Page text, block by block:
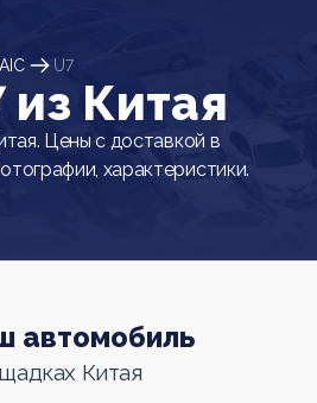
U7
из Китая
Цены с доставкой в
характеристики.
автомобиль
Китая